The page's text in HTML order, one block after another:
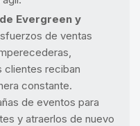
Evergreen y
de ventas
clientes reciban
constante.
de eventos para
y atraerlos de nuevo